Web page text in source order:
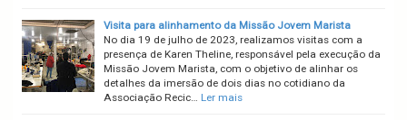
Visita para alinhamento da Missão Jovem Marista
No dia 19 de julho de 2023, realizamos visitas com a
presença de Karen Theline, responsável pela execução da
Missão Jovem Marista, com o objetivo de alinhar os
detalhes da imersão de dois dias no cotidiano da
Associação Recic… Ler mais